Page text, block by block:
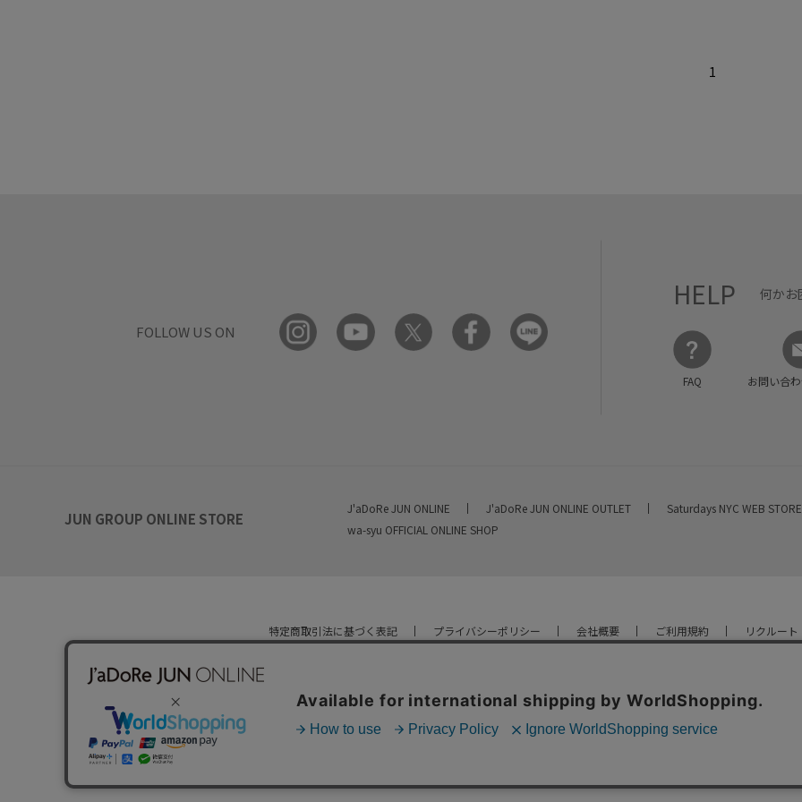
1
FOLLOW US ON
HELP 何かお
FAQ お問い合
JUN GROUP ONLINE STORE
J'aDoRe JUN ONLINE J'aDoRe JUN ONLINE OUTLET Saturdays NYC WEB STORE
wa-syu OFFICIAL ONLINE SHOP
特定商取引法に基づく表記 プライバシーポリシー 会社概要 ご利用規約 リクルート